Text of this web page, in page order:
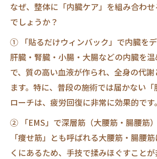
なぜ、整体に「内臓ケア」を組み合わ
でしょうか？
① 「貼るだけウィンバック」で内臓を
肝臓・腎臓・小腸・大腸などの内臓を
で、質の高い血液が作られ、全身の代
ます。特に、普段の施術では届かない
ローチは、疲労回復に非常に効果的です。
② 「EMS」で深層筋（大腰筋・腸腰筋
「痩せ筋」とも呼ばれる大腰筋・腸腰
くにあるため、手技で揉みほぐすこと